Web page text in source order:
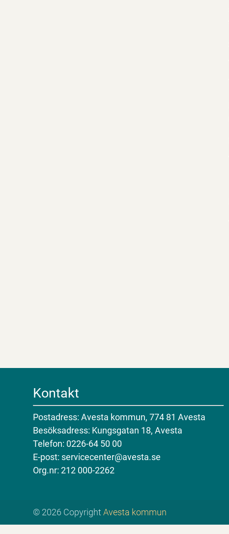
Kontakt
Postadress: Avesta kommun, 774 81 Avesta
Besöksadress: Kungsgatan 18, Avesta
Telefon: 0226-64 50 00
E-post: servicecenter@avesta.se
Org.nr: 212 000-2262
© 2026 CopyrightAvesta kommun